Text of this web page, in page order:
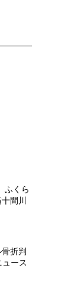
ふくら
間川
折判
ース